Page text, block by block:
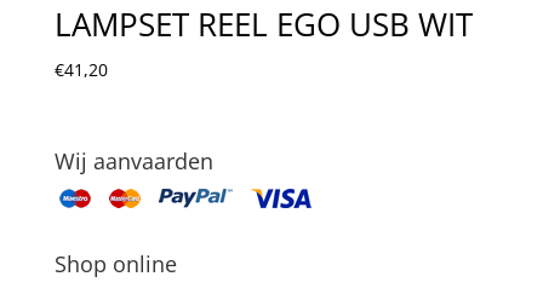
LAMPSET REEL EGO USB WIT
€41,20
Wij aanvaarden
Shop online